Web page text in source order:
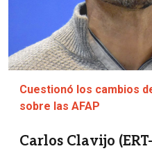
Cuestionó los cambios
sobre las AFAP
Carlos Clavijo